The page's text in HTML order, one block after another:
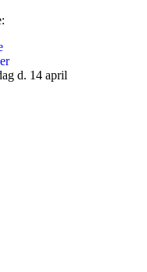
d. 14 april